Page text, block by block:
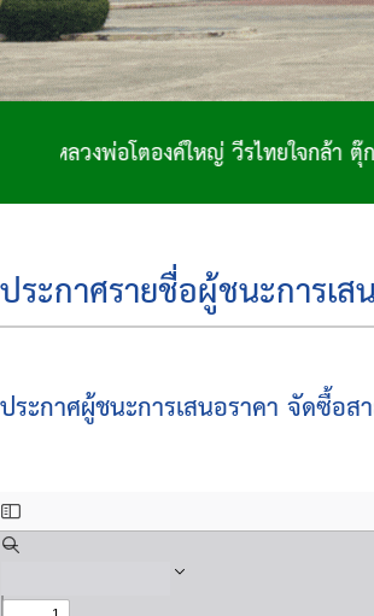
ตองค์ใหญ่ วีรไทยใจกล้า ตุ๊กตาชาววัง โ
ประกาศรายชื่อผู้ชนะการเ
ประกาศผู้ชนะการเสนอราคา จัดซื้อส